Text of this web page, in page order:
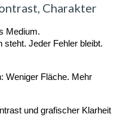
Charakter
Medium.
steht. Jeder Fehler bleibt.
Weniger Fläche. Mehr
und grafischer Klarheit